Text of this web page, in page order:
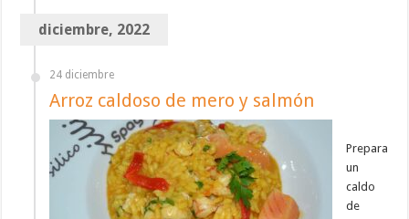
diciembre, 2022
24 diciembre
Arroz caldoso de mero y salmón
Prepara
un
caldo
de